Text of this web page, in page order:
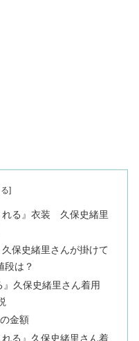
れる』衣装 久保史緒里
久保史緒里さんが掛けて
段は？
』久保史緒里さん着用
金額
る』久保史緒里さん着